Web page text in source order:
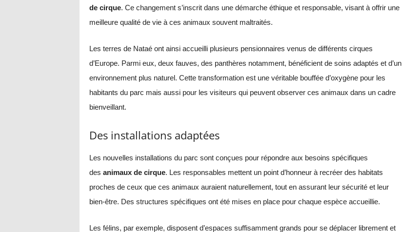
de cirque. Ce changement s’inscrit dans une démarche éthique et responsable, visant à offrir une
meilleure qualité de vie à ces animaux souvent maltraités.
Les terres de Nataé ont ainsi accueilli plusieurs pensionnaires venus de différents cirques
d’Europe. Parmi eux, deux fauves, des panthères notamment, bénéficient de soins adaptés et d’un
environnement plus naturel. Cette transformation est une véritable bouffée d’oxygène pour les
habitants du parc mais aussi pour les visiteurs qui peuvent observer ces animaux dans un cadre
bienveillant.
Des installations adaptées
Les nouvelles installations du parc sont conçues pour répondre aux besoins spécifiques
des animaux de cirque. Les responsables mettent un point d’honneur à recréer des habitats
proches de ceux que ces animaux auraient naturellement, tout en assurant leur sécurité et leur
bien-être. Des structures spécifiques ont été mises en place pour chaque espèce accueillie.
Les félins, par exemple, disposent d’espaces suffisamment grands pour se déplacer librement et